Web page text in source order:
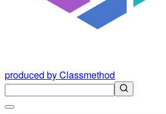
produced by Classmethod